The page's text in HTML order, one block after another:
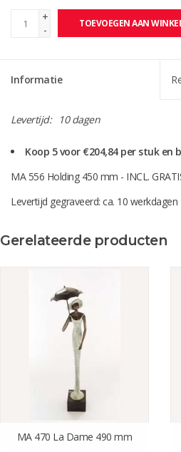
+
-
TOEVOEGEN AAN
Informatie
Levertijd: 10 dagen
Koop 5 voor €204,84 per stuk en
MA 556 Holding 450 mm - INCL.
Levertijd gegraveerd: ca. 10 werkdagen
Gerelateerde producten
MA 470 La Dame 490 mm